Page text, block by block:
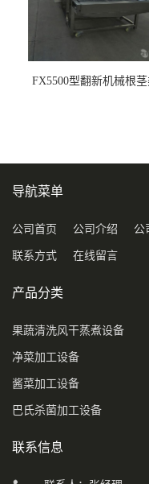
FX5500型翻新机械根
导航菜单
公司首页 公司介绍 公
联系方式 在线留言
产品分类
果蔬清洗风干蒸煮设备
净菜加工设备
酱菜加工设备
巴氏杀菌加工设备
联系信息